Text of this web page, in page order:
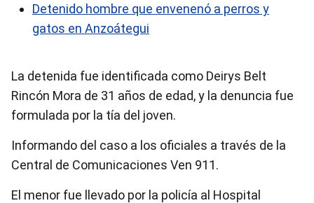
Detenido hombre que envenenó a perros y
gatos en Anzoátegui
La detenida fue identificada como Deirys Belt
Rincón Mora de 31 años de edad, y la denuncia fue
formulada por la tía del joven.
Informando del caso a los oficiales a través de la
Central de Comunicaciones Ven 911.
El menor fue llevado por la policía al Hospital